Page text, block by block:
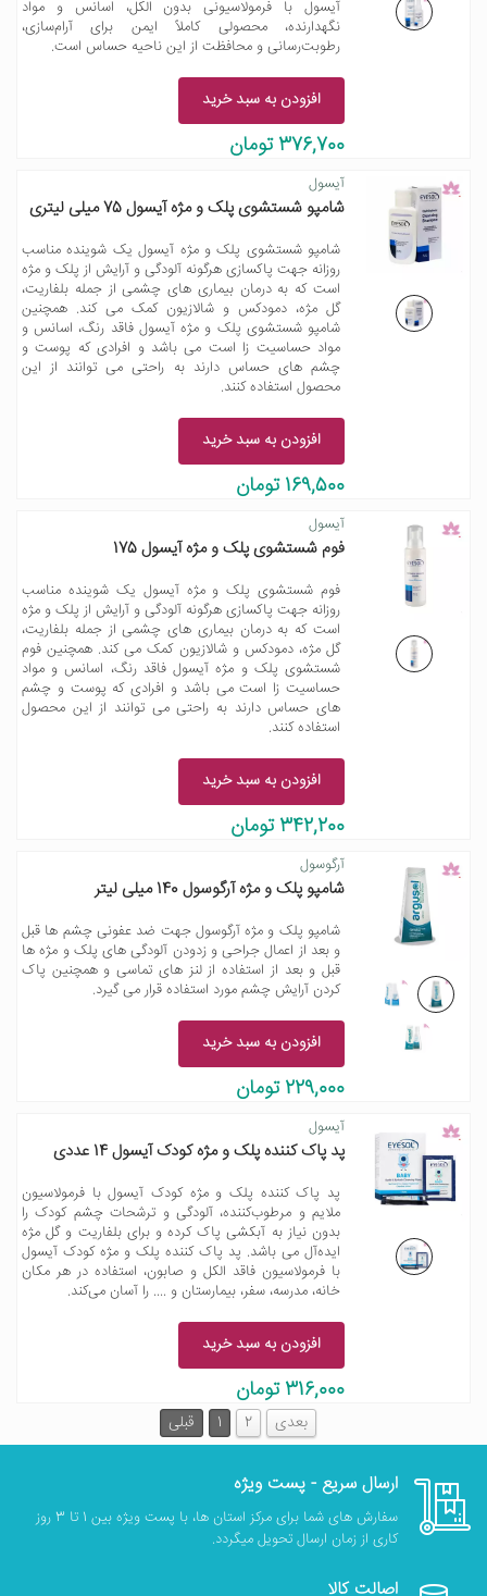
آیسول با فرمولاسیونی بدون الکل، اسانس و مواد
نگهدارنده، محصولی کاملاً ایمن برای آرام‌سازی،
رطوبت‌رسانی و محافظت از این ناحیه حساس است.
افزودن به سبد خرید
376,700 تومان
آیسول
شامپو شستشوی پلک و مژه آیسول 75 میلی لیتری
شامپو شستشوی پلک و مژه آیسول یک شوینده مناسب
روزانه جهت پاکسازی هرگونه آلودگی و آرایش از پلک و مژه
است که به درمان بیماری های چشمی از جمله بلفاریت،
گل مژه، دمودکس و شالازیون کمک می کند. همچنین
شامپو شستشوی پلک و مژه آیسول فاقد رنگ، اسانس و
مواد حساسیت زا است می باشد و افرادی که پوست و
چشم های حساس دارند به راحتی می توانند از این
محصول استفاده کنند.
افزودن به سبد خرید
169,500 تومان
آیسول
فوم شستشوی پلک و مژه آیسول 175
فوم شستشوی پلک و مژه آیسول یک شوینده مناسب
روزانه جهت پاکسازی هرگونه آلودگی و آرایش از پلک و مژه
است که به درمان بیماری های چشمی از جمله بلفاریت،
گل مژه، دمودکس و شالازیون کمک می کند. همچنین فوم
شستشوی پلک و مژه آیسول فاقد رنگ، اسانس و مواد
حساسیت زا است می باشد و افرادی که پوست و چشم
های حساس دارند به راحتی می توانند از این محصول
استفاده کنند.
افزودن به سبد خرید
342,200 تومان
آرگوسول
شامپو پلک و مژه آرگوسول 140 میلی لیتر
شامپو پلک و مژه آرگوسول جهت ضد عفونی چشم ها قبل
و بعد از اعمال جراحی و زدودن آلودگی های پلک و مژه ها
قبل و بعد از استفاده از لنز های تماسی و همچنین پاک
کردن آرایش چشم مورد استفاده قرار می گیرد.
افزودن به سبد خرید
229,000 تومان
آیسول
پد پاک کننده پلک و مژه کودک آیسول 14 عددی
پد پاک کننده پلک و مژه کودک آیسول با فرمولاسیون
ملایم و مرطوب‌کننده، آلودگی و ترشحات چشم کودک را
بدون نیاز به آبکشی پاک کرده و برای بلفاریت و گل مژه
ایده‌آل می باشد. پد پاک کننده پلک و مژه کودک آیسول
با فرمولاسیون فاقد الکل و صابون، استفاده در هر مکان
خانه، مدرسه، سفر، بیمارستان و .... را آسان می‌کند.
افزودن به سبد خرید
316,000 تومان
قبلی 1 2 بعدی
ارسال سریع - پست ویژه
سفارش های شما برای مرکز استان ها، با پست ویژه بین 1 تا 3 روز
کاری از زمان ارسال تحویل میگردد.
اصالت کالا